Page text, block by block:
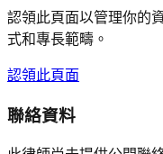
認領此頁面以管理你的
式和專長範疇。
認領此頁面
聯絡資料